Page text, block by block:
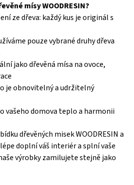
mísy WOODRESIN?
ze dřeva: každý kus je originál s
pouze vybrané druhy dřeva
jako dřevěná mísa na ovoce,
je obnovitelný a udržitelný
vašeho domova teplo a harmonii
dřevěných misek WOODRESIN a
doplní váš interiér a splní vaše
výrobky zamilujete stejně jako